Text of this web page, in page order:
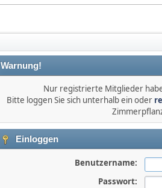
Warnung!
Nur registrierte Mitglieder
Bitte loggen Sie sich unterhalb ein oder
Einloggen
Benutzername:
Passwort: